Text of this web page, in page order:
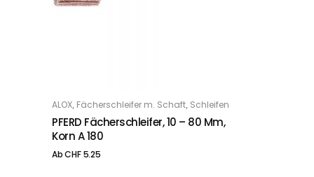
OPTIONS
ALOX, Fächerschleifer m. Schaft, Schleifen
PFERD Fächerschleifer, 10 – 80 Mm,
Korn A 180
AbCHF5.25